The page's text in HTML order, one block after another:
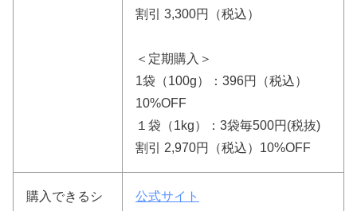
割引 3,300円（税込）
＜定期購入＞
1袋（100g）：396円（税込）
10%OFF
１袋（1kg）：3袋毎500円(税抜)
割引 2,970円（税込）10%OFF
購入できるシ
公式サイト